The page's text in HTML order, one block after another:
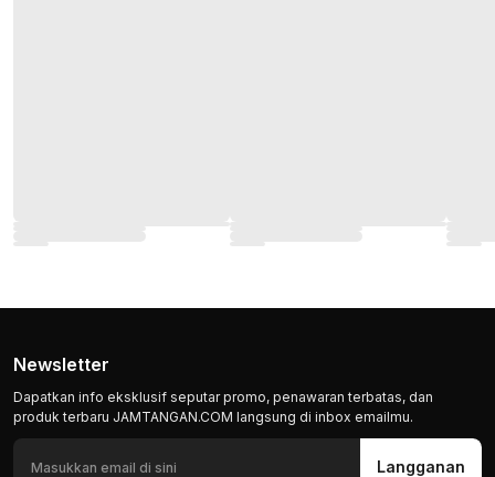
Newsletter
Dapatkan info eksklusif seputar promo, penawaran terbatas, dan
produk terbaru JAMTANGAN.COM langsung di inbox emailmu.
Langganan